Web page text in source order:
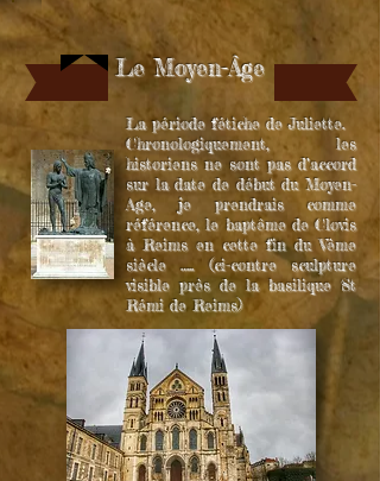
Le Moyen-Âge
La période fétiche de Juliette.
Chronologiquement, les
historiens ne sont pas d’accord
sur la date de début du Moyen-
Age, je prendrais comme
référence, le baptême de Clovis
à Reims en cette fin du Vème
siècle ….. (ci-contre sculpture
visible près de la basilique St
Rémi de Reims)